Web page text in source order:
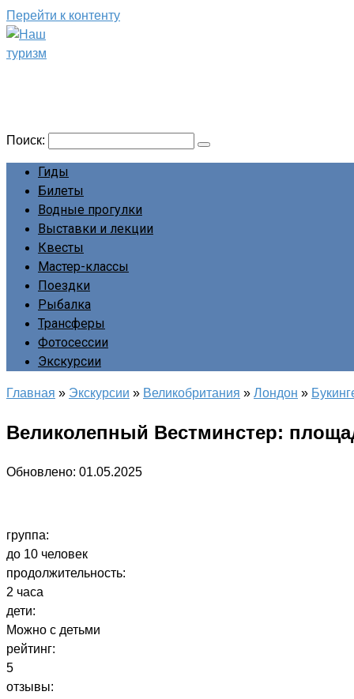
Перейти к контенту
Поиск:
Гиды
Билеты
Водные прогулки
Выставки и лекции
Квесты
Мастер-классы
Поездки
Рыбалка
Трансферы
Фотосессии
Экскурсии
Главная » Экскурсии » Великобритания » Лондон »
Великолепный Вестминстер:
Обновлено: 01.05.2025
группа:
до 10 человек
продолжительность:
2 часа
дети:
Можно с детьми
рейтинг:
5
отзывы: